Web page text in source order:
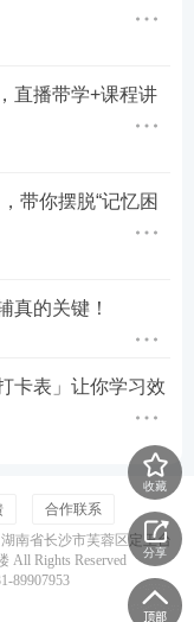
进度。不用等老
感，正是提分的
了吗？
学员的真实数
区”（根据各科
直播带学+课程讲
带你摆脱“记忆困
真的关键！
卡表」让你学习效
收藏
分享
合作联系
南省长沙市芙蓉区定王台
All Rights Reserved
89907953